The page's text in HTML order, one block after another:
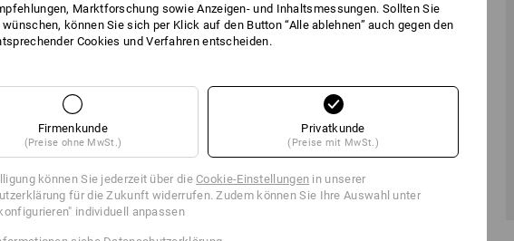
Bundhose e.s.concrete
Marktforschung sowie Anzeigen- und Inhaltsmessungen. Sollten Sie
können Sie sich per Klick auf den Button “Alle ablehnen” auch gegen den
Cookies und Verfahren entscheiden.
Firmenkunde
(Preise ohne MwSt.)
Privatkunde
(Preise mit MwSt.)
können Sie jederzeit über dieCookie-Einstellungen in unserer
für die Zukunft widerrufen. Zudem können Sie Ihre Auswahl unter
individuell anpassen